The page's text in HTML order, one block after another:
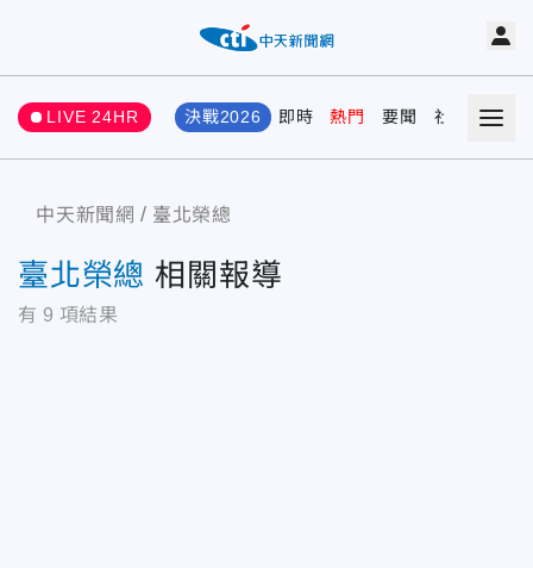
LIVE 24HR 決戰2026 即時 熱門 要聞 社會 娛樂
中天新聞網 臺北榮總
臺北榮總 相關報導
有 9 項結果